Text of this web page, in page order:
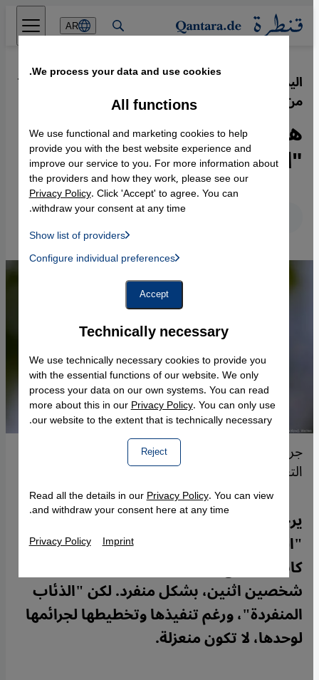
Direkt zum Inhalt springen
AR
اليمين المتطرف في ألمانيا بعد 75 عامًا
من سقوط النازية
·
16.10.2019
هجوم هاله الإرهابي: نظرية
"الذئاب المنفردة" مضللة
English عربي
جرائم اليمين المتطرف بألمانيا.. "فكر عنصري" يهدد
التعايش.
يرجح أن يكون منفذ هجوم مدينة هاله من
"الذئاب المنفردة"، أي أنه نفذ جريمته التي
كانت بدوافع يمينية متطرفة وأودت بحياة
شخصين اثنين، بشكل منفرد. لكن "الذئاب
المنفردة"، ورغم تنفيذها وتخطيطها لجرائمها
لوحدها، لا تكون منعزلة.
We process your data and use cookies.
Technically necessary
We use technically necessary cookies to provide you
with the essential functions of our website. We only
process your data on our own systems. You can read
more about this in ourPrivacy Policy. You can only use
our website to the extent that is technically necessary.
Reject
All functions
We use functional and marketing cookies to help
provide you with the best website experience and
improve our service to you. For more information about
the providers and how they work, please see our
Privacy Policy. Click 'Accept' to agree. You can
withdraw your consent at any time.
Show list of providers
Instagram Embed, Twitter Embed, Youtube Embed
Facebook Embed / Facebook Connect
Google Maps Embed
Configure individual preferences
Accept
Read all the details in ourPrivacy Policy. You can view
and withdraw your consent here at any time.
Privacy Policy Imprint